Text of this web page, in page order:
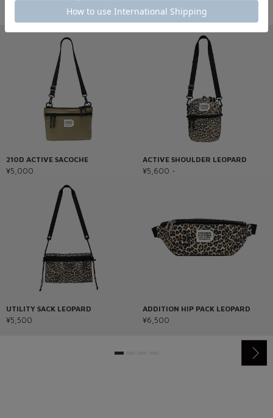
その他おすすめの商品
210D ACTIVE SACOCHE
¥5,000
UTILITY SACK LEOPARD
¥5,500
ACTIVE SHOULDER LEOPARD
¥5,600 ~
ADDITION HIP PACK LEOPARD
¥6,500